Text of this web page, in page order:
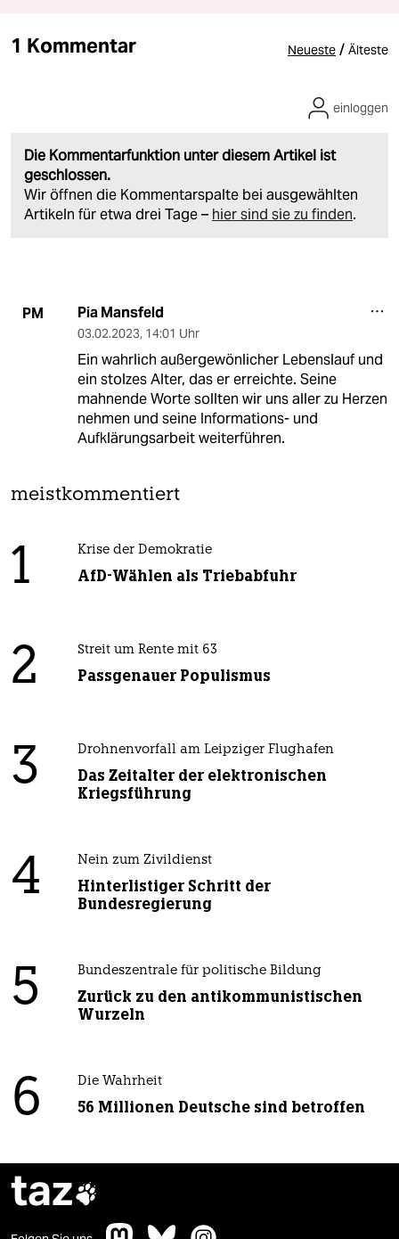
1 Kommentar Neueste / Älteste
Die Kommentarfunktion unter diesem Artikel ist
geschlossen.
Wir öffnen die Kommentarspalte bei ausgewählten
Artikeln für etwa drei Tage – hier sind sie zu finden.
einloggen
PM Pia Mansfeld
03.02.2023, 14:01 Uhr
Ein wahrlich außergewönlicher Lebenslauf und
ein stolzes Alter, das er erreichte. Seine
mahnende Worte sollten wir uns aller zu Herzen
nehmen und seine Informations- und
Aufklärungsarbeit weiterführen.
meistkommentiert
1 Krise der Demokratie
AfD-Wählen als Triebabfuhr
2 Streit um Rente mit 63
Passgenauer Populismus
3 Drohnenvorfall am Leipziger Flughafen
Das Zeitalter der elektronischen
Kriegsführung
4 Nein zum Zivildienst
Hinterlistiger Schritt der
Bundesregierung
5 Bundeszentrale für politische Bildung
Zurück zu den antikommunistischen
Wurzeln
6 Die Wahrheit
56 Millionen Deutsche sind betroffen
taz